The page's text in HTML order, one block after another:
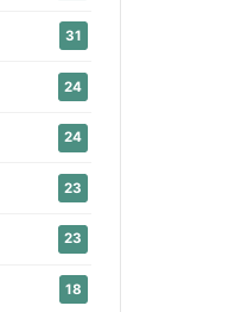
31
24
24
23
23
18